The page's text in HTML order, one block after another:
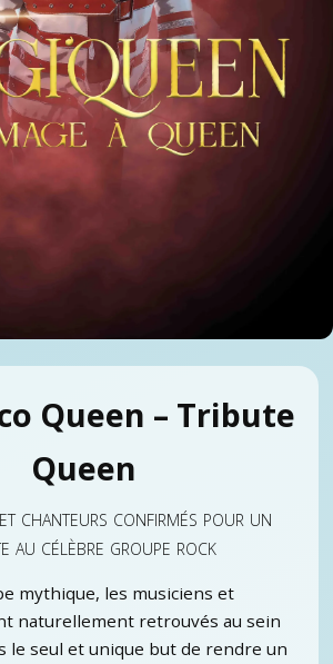
Queen – Tribute
Queen
chanteurs confirmés pour un
au célèbre groupe rock
mythique, les musiciens et
naturellement retrouvés au sein
le seul et unique but de rendre un